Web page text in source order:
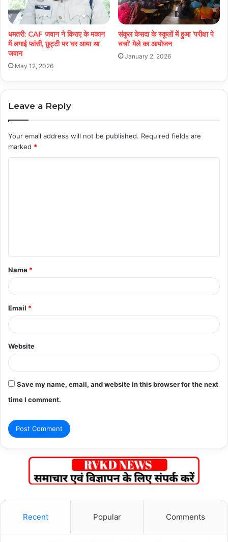
धमतरी: CAF जवान ने किराए के मकान
में लगाई फांसी, छुट्टी पर घर आया था
जवान
May 12, 2026
संकुल केसदा के स्कूलों में हुआ ‘परीक्षा पे
चर्चा’ मेले का आयोजन
January 2, 2026
Leave a Reply
Your email address will not be published. Required fields are
marked *
t
*
Name *
Email *
Website
Save my name, email, and website in this browser for the next
time I comment.
Recent Popular Comments